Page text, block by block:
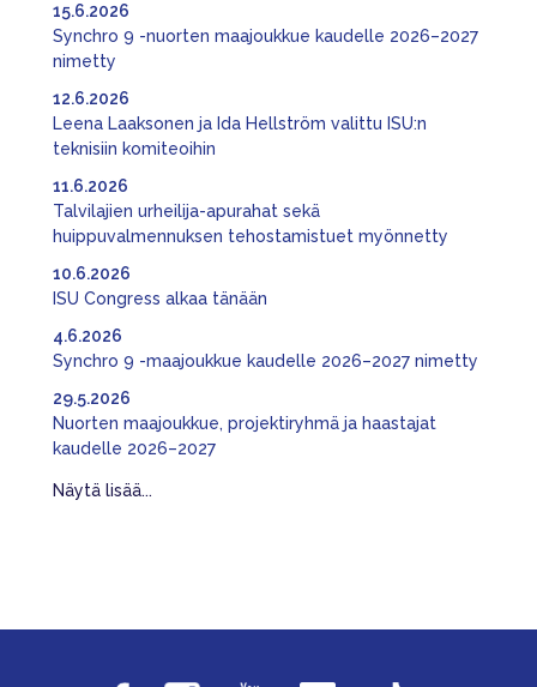
Synchro 9 -nuorten maajoukkue kaudelle 2026–2027
nimetty
15.6.2026
Leena Laaksonen ja Ida Hellström valittu ISU:n
teknisiin komiteoihin
12.6.2026
Talvilajien urheilija-apurahat sekä
huippuvalmennuksen tehostamistuet myönnetty
11.6.2026
ISU Congress alkaa tänään
10.6.2026
Synchro 9 -maajoukkue kaudelle 2026–2027 nimetty
4.6.2026
Nuorten maajoukkue, projektiryhmä ja haastajat
kaudelle 2026–2027
29.5.2026
Näytä lisää...